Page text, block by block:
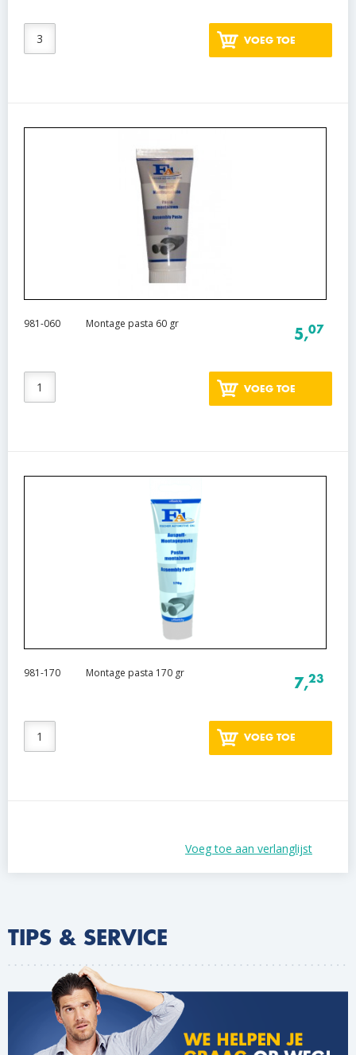
VOEG TOE
981-060 Montage pasta 60 gr
5,07
VOEG TOE
981-170 Montage pasta 170 gr
7,23
VOEG TOE
Voeg toe aan verlanglijst
TIPS & SERVICE